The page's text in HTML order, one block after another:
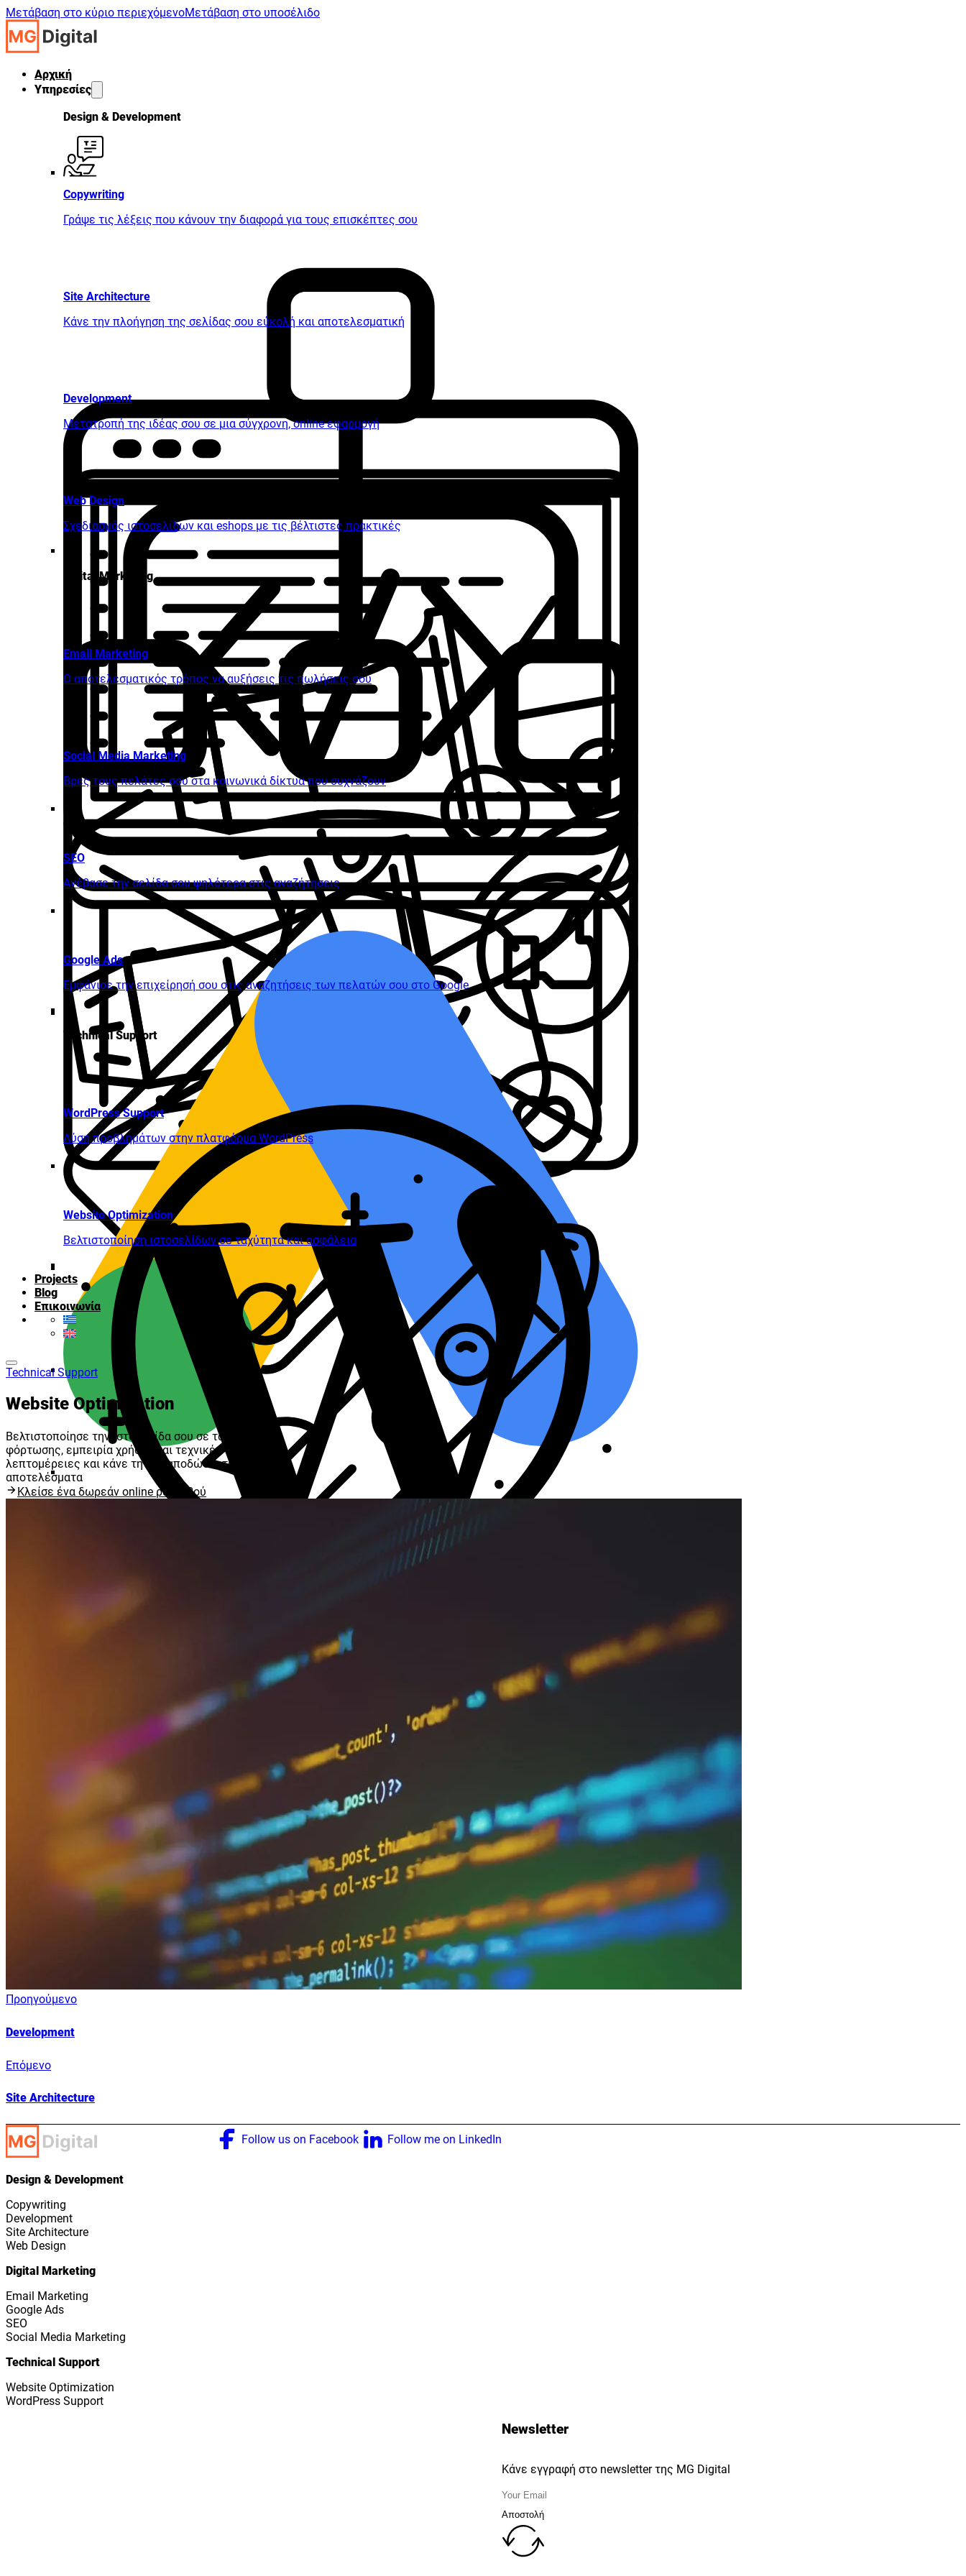
Μετάβαση στο κύριο περιεχόμενοΜετάβαση στο υποσέλιδο
Αρχική
Υπηρεσίες
Design & Development
Copywriting
Γράψε τις λέξεις που κάνουν την διαφορά για τους επισκέπτες σου
Site Architecture
Κάνε την πλοήγηση της σελίδας σου εύκολή και αποτελεσματική
Development
Μετατροπή της ιδέας σου σε μια σύγχρονη, online εφαρμογή
Web Design
Σχεδιασμός ιστοσελίδων και eshops με τις βέλτιστες πρακτικές
Digital Marketing
Email Marketing
Ο αποτελεσματικός τρόπος να αυξήσεις τις πωλήσεις σου
Social Media Marketing
Βρες τους πελάτες σου στα κοινωνικά δίκτυα που συχνάζουν
SEO
Ανέβασε την σελίδα σου ψηλότερα στις αναζήτησεις
Google Ads
Εμφάνισε την επιχείρησή σου στις αναζητήσεις των πελατών σου στο Google
Technical Support
WordPress Support
Λύση προβλημάτων στην πλατφόρμα WordPress
Website Optimization
Βελτιστοποίηση ιστοσελίδων σε ταχύτητα και ασφάλεια
Projects
Blog
Επικοινωνία
Technical Support
Website Optimization
Βελτιστοποίησε την ιστοσελίδα σου σε ταχύτητα
φόρτωσης, εμπειρία χρήστη και τεχνικές
λεπτομέρειες και κάνε την να αποδώσει τα μέγιστα
αποτελέσματα
Κλείσε ένα δωρεάν online ραντεβού
Προηγούμενο
Development
Επόμενο
Site Architecture
Follow us on Facebook Follow me on LinkedIn
Design & Development
Copywriting
Development
Site Architecture
Web Design
Digital Marketing
Email Marketing
Google Ads
SEO
Social Media Marketing
Technical Support
Website Optimization
WordPress Support
Newsletter
Κάνε εγγραφή στο newsletter της MG Digital
Αποστολή